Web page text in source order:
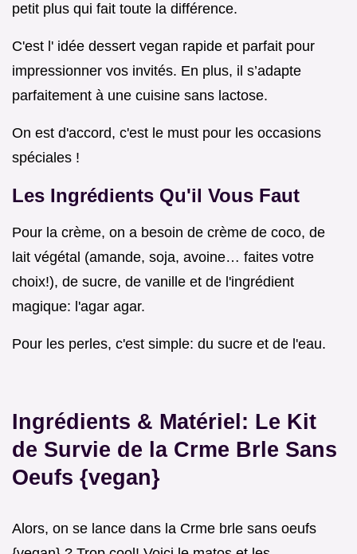
petit plus qui fait toute la différence.
C'est l' idée dessert vegan rapide et parfait pour
impressionner vos invités. En plus, il s’adapte
parfaitement à une cuisine sans lactose.
On est d'accord, c'est le must pour les occasions
spéciales !
Les Ingrédients Qu'il Vous Faut
Pour la crème, on a besoin de crème de coco, de
lait végétal (amande, soja, avoine… faites votre
choix!), de sucre, de vanille et de l'ingrédient
magique: l'agar agar.
Pour les perles, c'est simple: du sucre et de l'eau.
Ingrédients & Matériel: Le Kit
de Survie de la Crme Brle Sans
Oeufs {vegan}
Alors, on se lance dans la Crme brle sans oeufs